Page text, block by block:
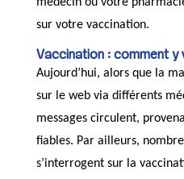
sur votre vaccination.
Vaccination : comment y
Aujourd’hui, alors que la
sur le web via différents
messages circulent,
fiables. Par ailleurs,
s’interrogent sur la